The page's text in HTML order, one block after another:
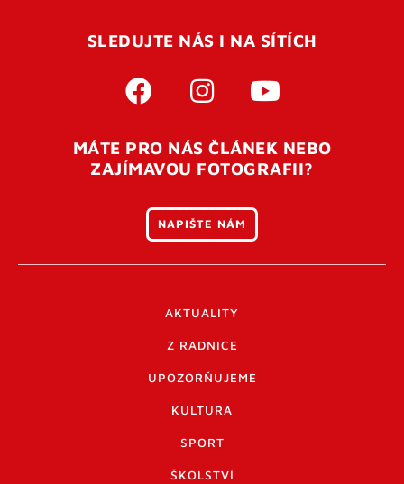
SLEDUJTE NÁS I NA SÍTÍCH
MÁTE PRO NÁS ČLÁNEK NEBO
ZAJÍMAVOU FOTOGRAFII?
NAPIŠTE NÁM
AKTUALITY
Z RADNICE
UPOZORŇUJEME
KULTURA
SPORT
ŠKOLSTVÍ